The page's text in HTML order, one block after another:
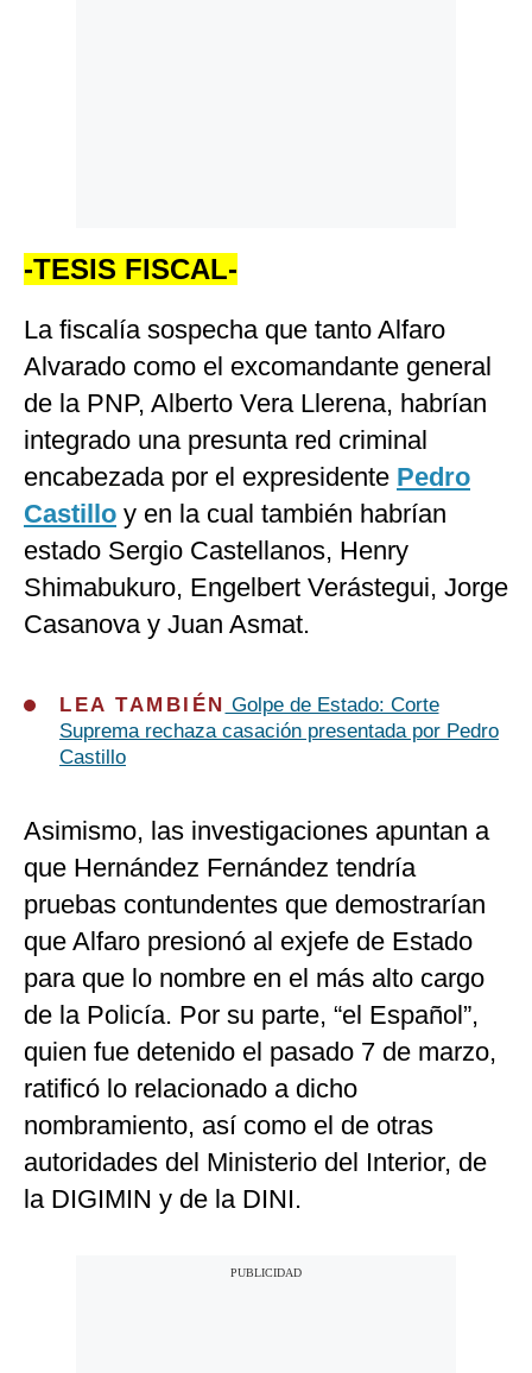
-TESIS FISCAL-
La fiscalía sospecha que tanto Alfaro
Alvarado como el excomandante general
de la PNP, Alberto Vera Llerena, habrían
integrado una presunta red criminal
encabezada por el expresidente Pedro
Castillo y en la cual también habrían
estado Sergio Castellanos, Henry
Shimabukuro, Engelbert Verástegui, Jorge
Casanova y Juan Asmat.
LEA TAMBIÉN Golpe de Estado: Corte
Suprema rechaza casación presentada por Pedro
Castillo
Asimismo, las investigaciones apuntan a
que Hernández Fernández tendría
pruebas contundentes que demostrarían
que Alfaro presionó al exjefe de Estado
para que lo nombre en el más alto cargo
de la Policía. Por su parte, “el Español”,
quien fue detenido el pasado 7 de marzo,
ratificó lo relacionado a dicho
nombramiento, así como el de otras
autoridades del Ministerio del Interior, de
la DIGIMIN y de la DINI.